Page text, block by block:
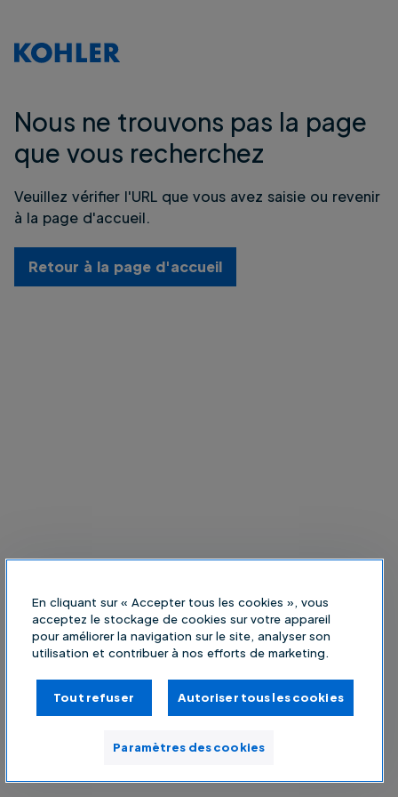
Nous ne trouvons pas la page
que vous recherchez
Veuillez vérifier l'URL que vous avez saisie ou revenir
à la page d'accueil.
Retour à la page d'accueil
En cliquant sur « Accepter tous les cookies », vous
acceptez le stockage de cookies sur votre appareil
pour améliorer la navigation sur le site, analyser son
utilisation et contribuer à nos efforts de marketing.
Tout refuser Autoriser tous les cookies
Paramètres des cookies